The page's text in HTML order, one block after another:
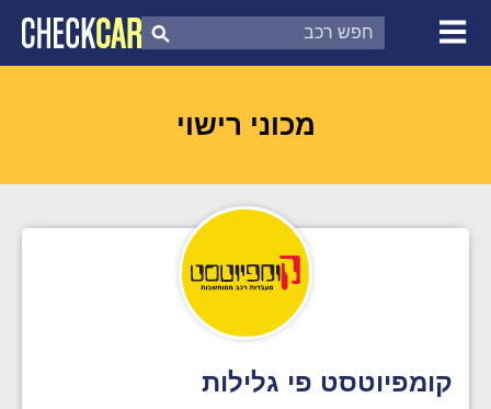
צ'ק קאר
דוח בדיקת רכב
מכוני רישוי
קומפיוטסט פי גלילות